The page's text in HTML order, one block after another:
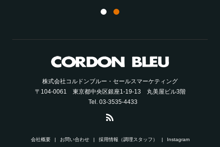
株式会社コルドンブルー・セールスマーケティング
〒104-0061 東京都中央区銀座1-19-13 丸美屋ビル3階
Tel. 03-3535-4433
会社概要 お問い合わせ 採用情報（調理スタッフ） Instagram